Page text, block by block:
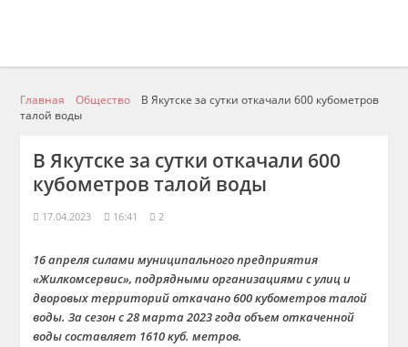
Главная Общество
В Якутске за сутки откачали 600 кубометров
талой воды
В Якутске за сутки откачали 600
кубометров талой воды
17.04.2023 16:41 2
16 апреля силами муниципального предприятия
«Жилкомсервис», подрядными организациями с улиц и
дворовых территорий откачано 600 кубометров талой
воды. За сезон с 28 марта 2023 года объем откаченной
воды составляет 1610 куб. метров.